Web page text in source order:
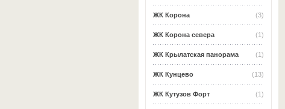
(3)
ЖК Корона
(1)
ЖК Корона севера
(1)
ЖК Крылатская панорама
(13)
ЖК Кунцево
(1)
ЖК Кутузов Форт